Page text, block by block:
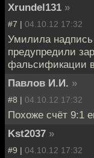
Xrundel131 »
#7 | 04.10.12 17:32
Умилила надпись
предупредили
фальсификации
Павлов И.И. »
#8 | 04.10.12 17:32
Похоже счёт 9:1
Kst2037 »
#9 | 04.10.12 17:32